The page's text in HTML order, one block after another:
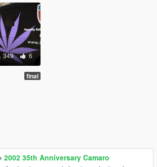
349 6
final
2002 35th Anniversary Camaro